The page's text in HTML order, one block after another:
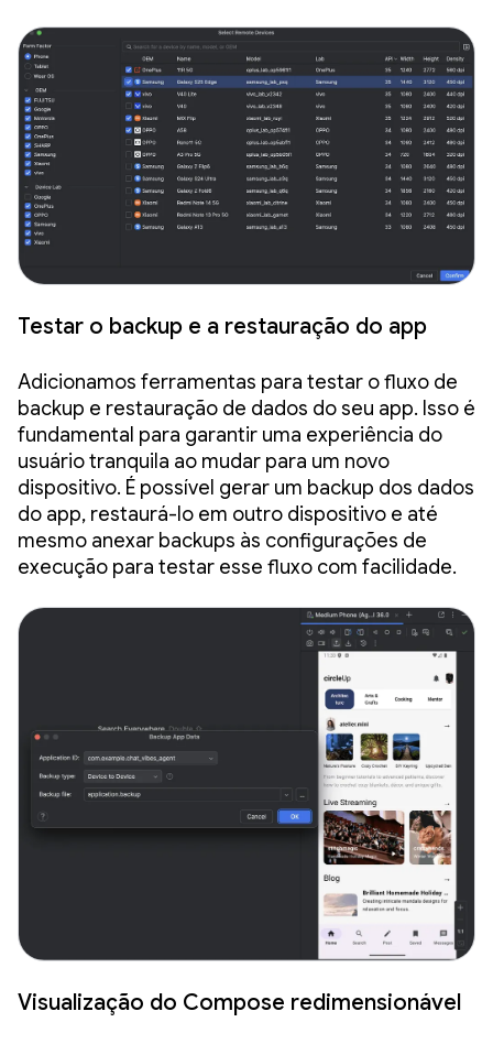
Testar o backup e a restauração do app
Adicionamos ferramentas para testar o fluxo de
backup e restauração de dados do seu app. Isso é
fundamental para garantir uma experiência do
usuário tranquila ao mudar para um novo
dispositivo. É possível gerar um backup dos dados
do app, restaurá-lo em outro dispositivo e até
mesmo anexar backups às configurações de
execução para testar esse fluxo com facilidade.
Visualização do Compose redimensionável